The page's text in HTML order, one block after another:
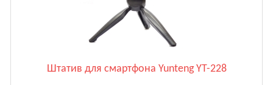
Штатив для смартфона Yunteng YT-228